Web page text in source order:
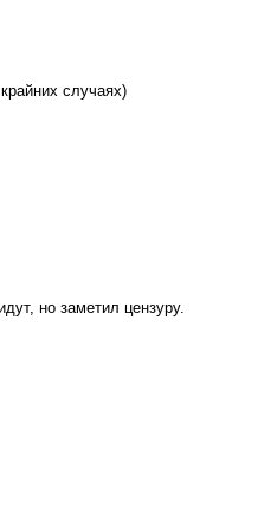
случаях)
но заметил цензуру.